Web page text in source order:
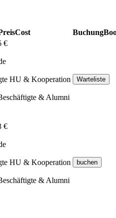
Cost Buchung
€
HU & Kooperation
& Alumni
€
HU & Kooperation
& Alumni